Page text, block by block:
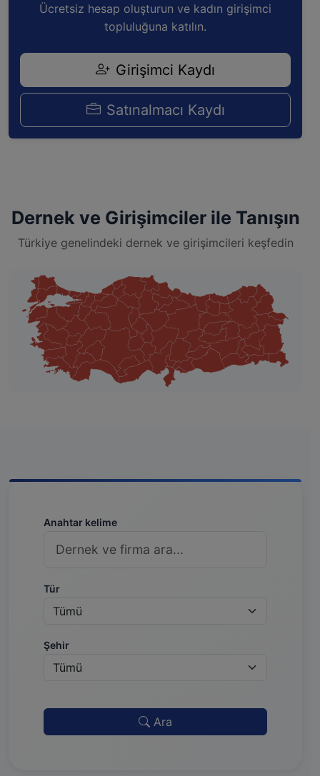
Ücretsiz hesap oluşturun ve kadın girişimci
topluluğuna katılın.
Girişimci Kaydı
Satınalmacı Kaydı
Dernek ve Girişimciler ile Tanışın
Türkiye genelindeki dernek ve girişimcileri keşfedin
Anahtar kelime
Tür
Şehir
Ara